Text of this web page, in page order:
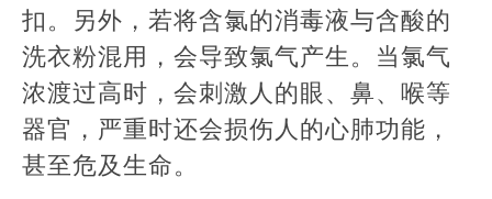
扣。另外，若将含氯的消毒液与含酸的
洗衣粉混用，会导致氯气产生。当氯气
浓渡过高时，会刺激人的眼、鼻、喉等
器官，严重时还会损伤人的心肺功能，
甚至危及生命。